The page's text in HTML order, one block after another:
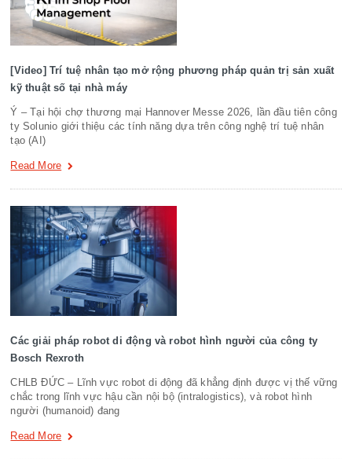
[Video] Trí tuệ nhân tạo mở rộng phương pháp quản trị sản xuất
kỹ thuật số tại nhà máy
Ý – Tại hội chợ thương mại Hannover Messe 2026, lần đầu tiên công
ty Solunio giới thiệu các tính năng dựa trên công nghệ trí tuệ nhân
tạo (AI)
Read More
Các giải pháp robot di động và robot hình người của công ty
Bosch Rexroth
CHLB ĐỨC – Lĩnh vực robot di động đã khẳng định được vị thế vững
chắc trong lĩnh vực hậu cần nội bộ (intralogistics), và robot hình
người (humanoid) đang
Read More